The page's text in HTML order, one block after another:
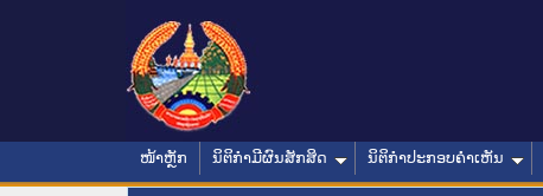
ໜ້າຫຼັກ ນິຕິກໍາມີຜົນສັກສິດ ນິຕິກໍາປະກອບຄໍາເຫັນ